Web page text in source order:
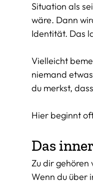
Situation als
wäre. Dann
Identität. Das
Vielleicht
niemand
du merkst,
Hier beginnt
Das
Zu dir gehören
Wenn du über